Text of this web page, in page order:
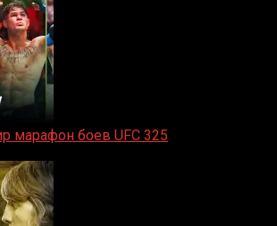
марафон боев UFC 325